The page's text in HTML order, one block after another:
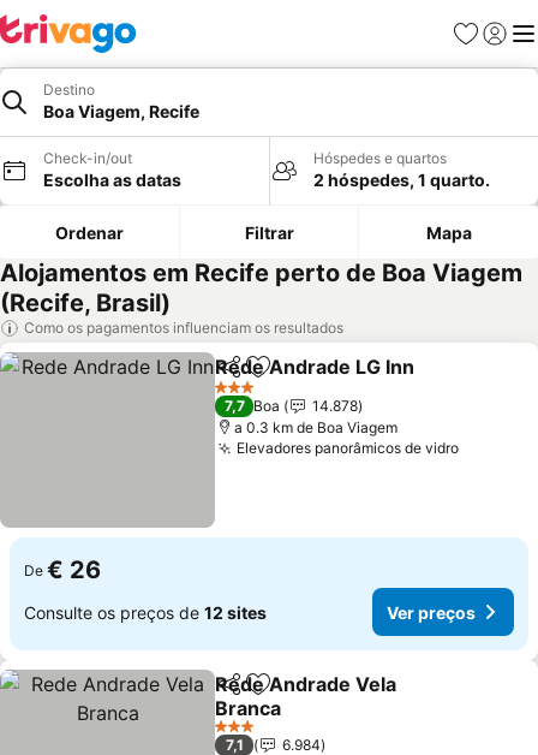
Favoritos
Iniciar
Destino
Boa Viagem, Recife
Check-in/out
Escolha as datas
Hóspedes e quartos
2 hóspedes, 1 quarto.
Ordenar Filtrar Mapa
Alojamentos em Recife perto de Boa Viagem
(Recife, Brasil)
Como os pagamentos influenciam os resultados
PartilharAdicionar aos favoritos
Rede Andrade LG Inn
3 Estrelas
7,7 Boa
14.878
a 0.3 km de Boa Viagem
Elevadores panorâmicos de vidroVer
De € 26
Consulte os preços de 12 sites Ver preços
PartilharAdicionar aos favoritos
Rede Andrade Vela
Branca
Ver preços
3 Estrelas
7,1
6.984